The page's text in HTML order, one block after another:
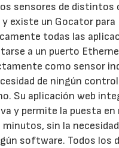
sensores de distintos
existe un Gocator para
todas las
a un puerto
como sensor
de ningún
Su aplicación web
y permite la puesta en
minutos, sin la
software. Todos los